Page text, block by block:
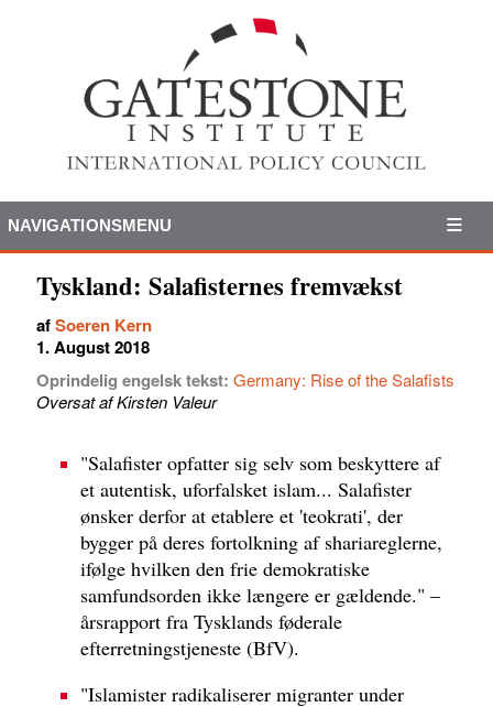
NAVIGATIONSMENU
Tyskland: Salafisternes fremvækst
afSoeren Kern
1. August 2018
Oprindelig engelsk tekst: Germany: Rise of the Salafists
Oversat af Kirsten Valeur
"Salafister opfatter sig selv som beskyttere af
et autentisk, uforfalsket islam... Salafister
ønsker derfor at etablere et 'teokrati', der
bygger på deres fortolkning af shariareglerne,
ifølge hvilken den frie demokratiske
samfundsorden ikke længere er gældende." –
årsrapport fra Tysklands føderale
efterretningstjeneste (BfV).
"Islamister radikaliserer migranter under